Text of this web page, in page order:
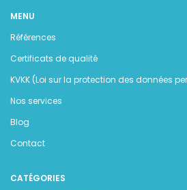
MENU
Références
Certificats de qualité
KVKK (Loi sur la protection des données
Nos services
Blog
Contact
CATÉGORIES